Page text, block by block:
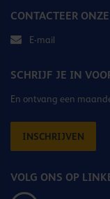
CONTACTEER
E-mail
SCHRIJF JE IN
En ontvang een
INSCHRIJVEN
VOLG ONS OP